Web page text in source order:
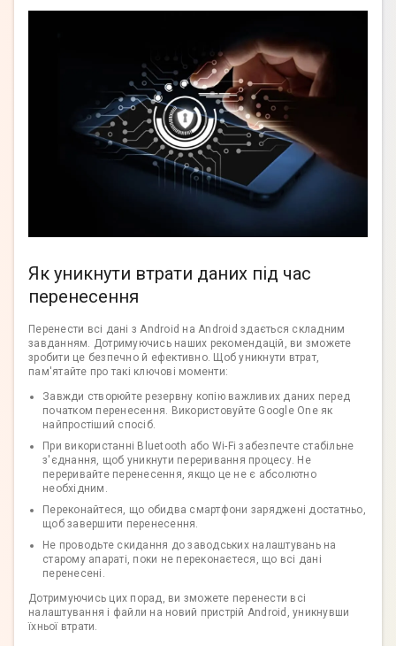
Як уникнути втрати даних під час
перенесення
Перенести всі дані з Android на Android здається складним
завданням. Дотримуючись наших рекомендацій, ви зможете
зробити це безпечно й ефективно. Щоб уникнути втрат,
пам'ятайте про такі ключові моменти:
Завжди створюйте резервну копію важливих даних перед
початком перенесення. Використовуйте Google One як
найпростіший спосіб.
При використанні Bluetooth або Wi-Fi забезпечте стабільне
з'єднання, щоб уникнути переривання процесу. Не
переривайте перенесення, якщо це не є абсолютно
необхідним.
Переконайтеся, що обидва смартфони заряджені достатньо,
щоб завершити перенесення.
Не проводьте скидання до заводських налаштувань на
старому апараті, поки не переконаєтеся, що всі дані
перенесені.
Дотримуючись цих порад, ви зможете перенести всі
налаштування і файли на новий пристрій Android, уникнувши
їхньої втрати.